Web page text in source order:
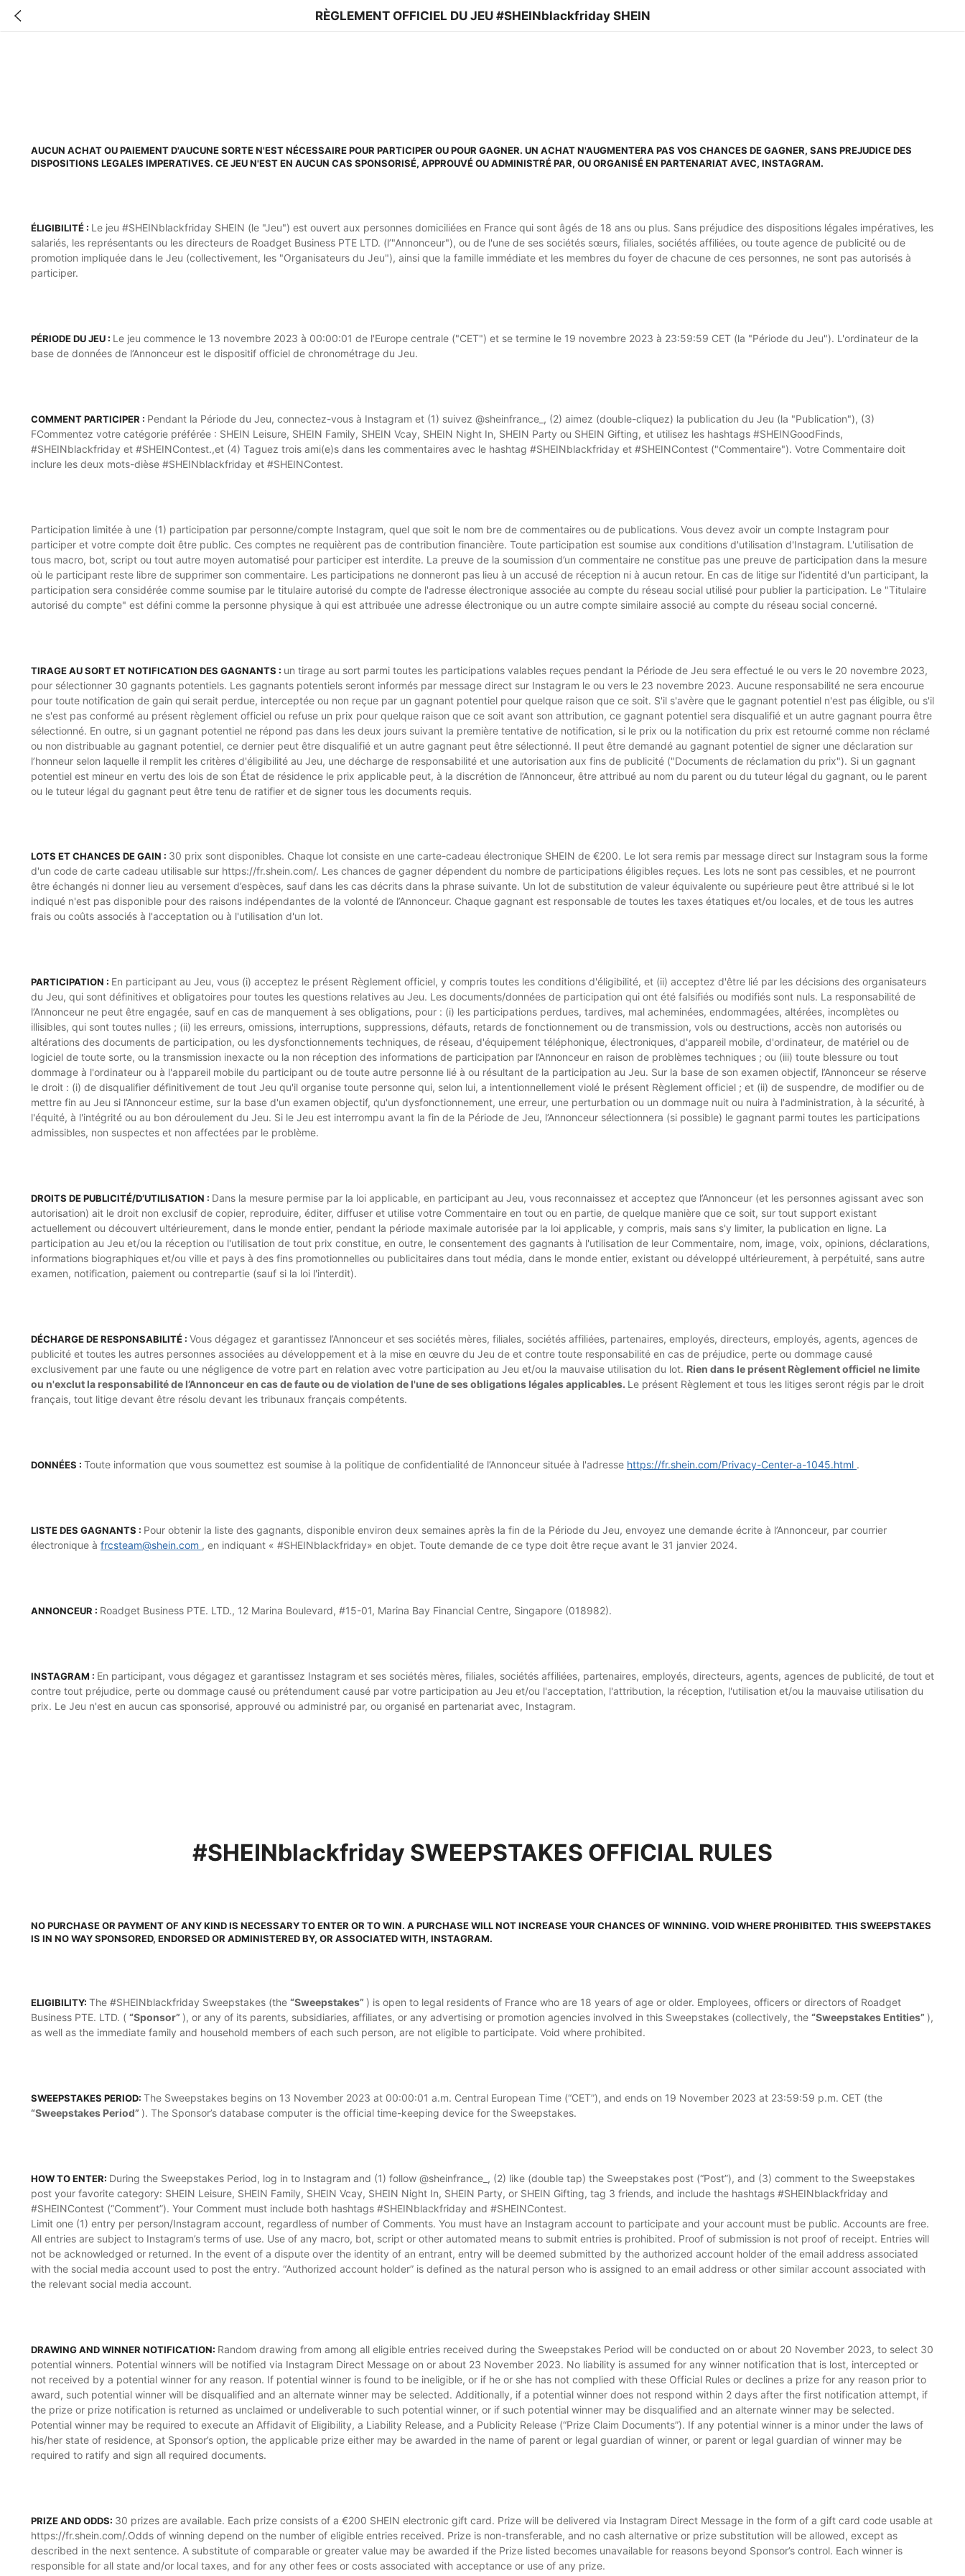
RÈGLEMENT OFFICIEL DU JEU #SHEINblackfriday SHEIN
AUCUN ACHAT OU PAIEMENT D'AUCUNE SORTE N'EST NÉCESSAIRE POUR PARTICIPER OU POUR GAGNER. UN ACHAT N'AUGMENTERA PAS VOS CHANCES DE GAGNER, SANS PREJUDICE DES
DISPOSITIONS LEGALES IMPERATIVES. CE JEU N'EST EN AUCUN CAS SPONSORISÉ, APPROUVÉ OU ADMINISTRÉ PAR, OU ORGANISÉ EN PARTENARIAT AVEC, INSTAGRAM.
ÉLIGIBILITÉ : Le jeu #SHEINblackfriday SHEIN (le "Jeu") est ouvert aux personnes domiciliées en France qui sont âgés de 18 ans ou plus. Sans préjudice des dispositions légales impératives, les
salariés, les représentants ou les directeurs de Roadget Business PTE LTD. (l’"Annonceur"), ou de l'une de ses sociétés sœurs, filiales, sociétés affiliées, ou toute agence de publicité ou de
promotion impliquée dans le Jeu (collectivement, les "Organisateurs du Jeu"), ainsi que la famille immédiate et les membres du foyer de chacune de ces personnes, ne sont pas autorisés à
participer.
PÉRIODE DU JEU : Le jeu commence le 13 novembre 2023 à 00:00:01 de l'Europe centrale ("CET") et se termine le 19 novembre 2023 à 23:59:59 CET (la "Période du Jeu"). L'ordinateur de la
base de données de l’Annonceur est le dispositif officiel de chronométrage du Jeu.
COMMENT PARTICIPER : Pendant la Période du Jeu, connectez-vous à Instagram et (1) suivez @sheinfrance_, (2) aimez (double-cliquez) la publication du Jeu (la "Publication"), (3)
FCommentez votre catégorie préférée : SHEIN Leisure, SHEIN Family, SHEIN Vcay, SHEIN Night In, SHEIN Party ou SHEIN Gifting, et utilisez les hashtags #SHEINGoodFinds,
#SHEINblackfriday et #SHEINContest.,et (4) Taguez trois ami(e)s dans les commentaires avec le hashtag #SHEINblackfriday et #SHEINContest ("Commentaire"). Votre Commentaire doit
inclure les deux mots-dièse #SHEINblackfriday et #SHEINContest.
Participation limitée à une (1) participation par personne/compte Instagram, quel que soit le nom bre de commentaires ou de publications. Vous devez avoir un compte Instagram pour
participer et votre compte doit être public. Ces comptes ne requièrent pas de contribution financière. Toute participation est soumise aux conditions d'utilisation d'Instagram. L'utilisation de
tous macro, bot, script ou tout autre moyen automatisé pour participer est interdite. La preuve de la soumission d’un commentaire ne constitue pas une preuve de participation dans la mesure
où le participant reste libre de supprimer son commentaire. Les participations ne donneront pas lieu à un accusé de réception ni à aucun retour. En cas de litige sur l'identité d'un participant, la
participation sera considérée comme soumise par le titulaire autorisé du compte de l'adresse électronique associée au compte du réseau social utilisé pour publier la participation. Le "Titulaire
autorisé du compte" est défini comme la personne physique à qui est attribuée une adresse électronique ou un autre compte similaire associé au compte du réseau social concerné.
TIRAGE AU SORT ET NOTIFICATION DES GAGNANTS : un tirage au sort parmi toutes les participations valables reçues pendant la Période de Jeu sera effectué le ou vers le 20 novembre 2023,
pour sélectionner 30 gagnants potentiels. Les gagnants potentiels seront informés par message direct sur Instagram le ou vers le 23 novembre 2023. Aucune responsabilité ne sera encourue
pour toute notification de gain qui serait perdue, interceptée ou non reçue par un gagnant potentiel pour quelque raison que ce soit. S'il s'avère que le gagnant potentiel n'est pas éligible, ou s'il
ne s'est pas conformé au présent règlement officiel ou refuse un prix pour quelque raison que ce soit avant son attribution, ce gagnant potentiel sera disqualifié et un autre gagnant pourra être
sélectionné. En outre, si un gagnant potentiel ne répond pas dans les deux jours suivant la première tentative de notification, si le prix ou la notification du prix est retourné comme non réclamé
ou non distribuable au gagnant potentiel, ce dernier peut être disqualifié et un autre gagnant peut être sélectionné. Il peut être demandé au gagnant potentiel de signer une déclaration sur
l’honneur selon laquelle il remplit les critères d'éligibilité au Jeu, une décharge de responsabilité et une autorisation aux fins de publicité ("Documents de réclamation du prix"). Si un gagnant
potentiel est mineur en vertu des lois de son État de résidence le prix applicable peut, à la discrétion de l’Annonceur, être attribué au nom du parent ou du tuteur légal du gagnant, ou le parent
ou le tuteur légal du gagnant peut être tenu de ratifier et de signer tous les documents requis.
LOTS ET CHANCES DE GAIN : 30 prix sont disponibles. Chaque lot consiste en une carte-cadeau électronique SHEIN de €200. Le lot sera remis par message direct sur Instagram sous la forme
d'un code de carte cadeau utilisable sur https://fr.shein.com/. Les chances de gagner dépendent du nombre de participations éligibles reçues. Les lots ne sont pas cessibles, et ne pourront
être échangés ni donner lieu au versement d’espèces, sauf dans les cas décrits dans la phrase suivante. Un lot de substitution de valeur équivalente ou supérieure peut être attribué si le lot
indiqué n'est pas disponible pour des raisons indépendantes de la volonté de l’Annonceur. Chaque gagnant est responsable de toutes les taxes étatiques et/ou locales, et de tous les autres
frais ou coûts associés à l'acceptation ou à l'utilisation d'un lot.
PARTICIPATION : En participant au Jeu, vous (i) acceptez le présent Règlement officiel, y compris toutes les conditions d'éligibilité, et (ii) acceptez d'être lié par les décisions des organisateurs
du Jeu, qui sont définitives et obligatoires pour toutes les questions relatives au Jeu. Les documents/données de participation qui ont été falsifiés ou modifiés sont nuls. La responsabilité de
l’Annonceur ne peut être engagée, sauf en cas de manquement à ses obligations, pour : (i) les participations perdues, tardives, mal acheminées, endommagées, altérées, incomplètes ou
illisibles, qui sont toutes nulles ; (ii) les erreurs, omissions, interruptions, suppressions, défauts, retards de fonctionnement ou de transmission, vols ou destructions, accès non autorisés ou
altérations des documents de participation, ou les dysfonctionnements techniques, de réseau, d'équipement téléphonique, électroniques, d'appareil mobile, d'ordinateur, de matériel ou de
logiciel de toute sorte, ou la transmission inexacte ou la non réception des informations de participation par l’Annonceur en raison de problèmes techniques ; ou (iii) toute blessure ou tout
dommage à l'ordinateur ou à l'appareil mobile du participant ou de toute autre personne lié à ou résultant de la participation au Jeu. Sur la base de son examen objectif, l’Annonceur se réserve
le droit : (i) de disqualifier définitivement de tout Jeu qu'il organise toute personne qui, selon lui, a intentionnellement violé le présent Règlement officiel ; et (ii) de suspendre, de modifier ou de
mettre fin au Jeu si l’Annonceur estime, sur la base d'un examen objectif, qu'un dysfonctionnement, une erreur, une perturbation ou un dommage nuit ou nuira à l'administration, à la sécurité, à
l'équité, à l'intégrité ou au bon déroulement du Jeu. Si le Jeu est interrompu avant la fin de la Période de Jeu, l’Annonceur sélectionnera (si possible) le gagnant parmi toutes les participations
admissibles, non suspectes et non affectées par le problème.
DROITS DE PUBLICITÉ/D’UTILISATION : Dans la mesure permise par la loi applicable, en participant au Jeu, vous reconnaissez et acceptez que l’Annonceur (et les personnes agissant avec son
autorisation) ait le droit non exclusif de copier, reproduire, éditer, diffuser et utilise votre Commentaire en tout ou en partie, de quelque manière que ce soit, sur tout support existant
actuellement ou découvert ultérieurement, dans le monde entier, pendant la période maximale autorisée par la loi applicable, y compris, mais sans s'y limiter, la publication en ligne. La
participation au Jeu et/ou la réception ou l'utilisation de tout prix constitue, en outre, le consentement des gagnants à l'utilisation de leur Commentaire, nom, image, voix, opinions, déclarations,
informations biographiques et/ou ville et pays à des fins promotionnelles ou publicitaires dans tout média, dans le monde entier, existant ou développé ultérieurement, à perpétuité, sans autre
examen, notification, paiement ou contrepartie (sauf si la loi l'interdit).
DÉCHARGE DE RESPONSABILITÉ : Vous dégagez et garantissez l’Annonceur et ses sociétés mères, filiales, sociétés affiliées, partenaires, employés, directeurs, employés, agents, agences de
publicité et toutes les autres personnes associées au développement et à la mise en œuvre du Jeu de et contre toute responsabilité en cas de préjudice, perte ou dommage causé
exclusivement par une faute ou une négligence de votre part en relation avec votre participation au Jeu et/ou la mauvaise utilisation du lot. Rien dans le présent Règlement officiel ne limite
ou n'exclut la responsabilité de l’Annonceur en cas de faute ou de violation de l'une de ses obligations légales applicables. Le présent Règlement et tous les litiges seront régis par le droit
français, tout litige devant être résolu devant les tribunaux français compétents.
DONNÉES : Toute information que vous soumettez est soumise à la politique de confidentialité de l’Annonceur située à l'adresse https://fr.shein.com/Privacy-Center-a-1045.html .
LISTE DES GAGNANTS : Pour obtenir la liste des gagnants, disponible environ deux semaines après la fin de la Période du Jeu, envoyez une demande écrite à l’Annonceur, par courrier
électronique à frcsteam@shein.com , en indiquant « #SHEINblackfriday» en objet. Toute demande de ce type doit être reçue avant le 31 janvier 2024.
ANNONCEUR : Roadget Business PTE. LTD., 12 Marina Boulevard, #15-01, Marina Bay Financial Centre, Singapore (018982).
INSTAGRAM : En participant, vous dégagez et garantissez Instagram et ses sociétés mères, filiales, sociétés affiliées, partenaires, employés, directeurs, agents, agences de publicité, de tout et
contre tout préjudice, perte ou dommage causé ou prétendument causé par votre participation au Jeu et/ou l'acceptation, l'attribution, la réception, l'utilisation et/ou la mauvaise utilisation du
prix. Le Jeu n'est en aucun cas sponsorisé, approuvé ou administré par, ou organisé en partenariat avec, Instagram.
#SHEINblackfriday SWEEPSTAKES OFFICIAL RULES
NO PURCHASE OR PAYMENT OF ANY KIND IS NECESSARY TO ENTER OR TO WIN. A PURCHASE WILL NOT INCREASE YOUR CHANCES OF WINNING. VOID WHERE PROHIBITED. THIS SWEEPSTAKES
IS IN NO WAY SPONSORED, ENDORSED OR ADMINISTERED BY, OR ASSOCIATED WITH, INSTAGRAM.
ELIGIBILITY: The #SHEINblackfriday Sweepstakes (the “Sweepstakes” ) is open to legal residents of France who are 18 years of age or older. Employees, officers or directors of Roadget
Business PTE. LTD. ( “Sponsor” ), or any of its parents, subsidiaries, affiliates, or any advertising or promotion agencies involved in this Sweepstakes (collectively, the “Sweepstakes Entities” ),
as well as the immediate family and household members of each such person, are not eligible to participate. Void where prohibited.
SWEEPSTAKES PERIOD: The Sweepstakes begins on 13 November 2023 at 00:00:01 a.m. Central European Time (“CET”), and ends on 19 November 2023 at 23:59:59 p.m. CET (the
“Sweepstakes Period” ). The Sponsor’s database computer is the official time-keeping device for the Sweepstakes.
HOW TO ENTER: During the Sweepstakes Period, log in to Instagram and (1) follow @sheinfrance_, (2) like (double tap) the Sweepstakes post (“Post”), and (3) comment to the Sweepstakes
post your favorite category: SHEIN Leisure, SHEIN Family, SHEIN Vcay, SHEIN Night In, SHEIN Party, or SHEIN Gifting, tag 3 friends, and include the hashtags #SHEINblackfriday and
#SHEINContest (“Comment”). Your Comment must include both hashtags #SHEINblackfriday and #SHEINContest.
Limit one (1) entry per person/Instagram account, regardless of number of Comments. You must have an Instagram account to participate and your account must be public. Accounts are free.
All entries are subject to Instagram’s terms of use. Use of any macro, bot, script or other automated means to submit entries is prohibited. Proof of submission is not proof of receipt. Entries will
not be acknowledged or returned. In the event of a dispute over the identity of an entrant, entry will be deemed submitted by the authorized account holder of the email address associated
with the social media account used to post the entry. “Authorized account holder” is defined as the natural person who is assigned to an email address or other similar account associated with
the relevant social media account.
DRAWING AND WINNER NOTIFICATION: Random drawing from among all eligible entries received during the Sweepstakes Period will be conducted on or about 20 November 2023, to select 30
potential winners. Potential winners will be notified via Instagram Direct Message on or about 23 November 2023. No liability is assumed for any winner notification that is lost, intercepted or
not received by a potential winner for any reason. If potential winner is found to be ineligible, or if he or she has not complied with these Official Rules or declines a prize for any reason prior to
award, such potential winner will be disqualified and an alternate winner may be selected. Additionally, if a potential winner does not respond within 2 days after the first notification attempt, if
the prize or prize notification is returned as unclaimed or undeliverable to such potential winner, or if such potential winner may be disqualified and an alternate winner may be selected.
Potential winner may be required to execute an Affidavit of Eligibility, a Liability Release, and a Publicity Release (“Prize Claim Documents”). If any potential winner is a minor under the laws of
his/her state of residence, at Sponsor’s option, the applicable prize either may be awarded in the name of parent or legal guardian of winner, or parent or legal guardian of winner may be
required to ratify and sign all required documents.
PRIZE AND ODDS: 30 prizes are available. Each prize consists of a €200 SHEIN electronic gift card. Prize will be delivered via Instagram Direct Message in the form of a gift card code usable at
https://fr.shein.com/.Odds of winning depend on the number of eligible entries received. Prize is non-transferable, and no cash alternative or prize substitution will be allowed, except as
described in the next sentence. A substitute of comparable or greater value may be awarded if the Prize listed becomes unavailable for reasons beyond Sponsor’s control. Each winner is
responsible for all state and/or local taxes, and for any other fees or costs associated with acceptance or use of any prize.